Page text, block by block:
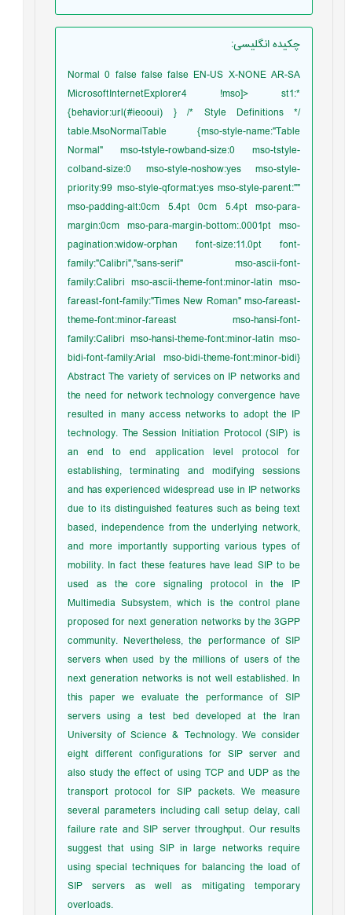
چکیده انگلیسی:
Normal 0 false false false EN-US X-NONE AR-SA
MicrosoftInternetExplorer4 !mso]> st1:*
{behavior:url(#ieooui) } /* Style Definitions */
table.MsoNormalTable {mso-style-name:"Table
Normal" mso-tstyle-rowband-size:0 mso-tstyle-
colband-size:0 mso-style-noshow:yes mso-style-
priority:99 mso-style-qformat:yes mso-style-parent:""
mso-padding-alt:0cm 5.4pt 0cm 5.4pt mso-para-
margin:0cm mso-para-margin-bottom:.0001pt mso-
pagination:widow-orphan font-size:11.0pt font-
family:"Calibri","sans-serif" mso-ascii-font-
family:Calibri mso-ascii-theme-font:minor-latin mso-
fareast-font-family:"Times New Roman" mso-fareast-
theme-font:minor-fareast mso-hansi-font-
family:Calibri mso-hansi-theme-font:minor-latin mso-
bidi-font-family:Arial mso-bidi-theme-font:minor-bidi}
Abstract The variety of services on IP networks and
the need for network technology convergence have
resulted in many access networks to adopt the IP
technology. The Session Initiation Protocol (SIP) is
an end to end application level protocol for
establishing, terminating and modifying sessions
and has experienced widespread use in IP networks
due to its distinguished features such as being text
based, independence from the underlying network,
and more importantly supporting various types of
mobility. In fact these features have lead SIP to be
used as the core signaling protocol in the IP
Multimedia Subsystem, which is the control plane
proposed for next generation networks by the 3GPP
community. Nevertheless, the performance of SIP
servers when used by the millions of users of the
next generation networks is not well established. In
this paper we evaluate the performance of SIP
servers using a test bed developed at the Iran
University of Science & Technology. We consider
eight different configurations for SIP server and
also study the effect of using TCP and UDP as the
transport protocol for SIP packets. We measure
several parameters including call setup delay, call
failure rate and SIP server throughput. Our results
suggest that using SIP in large networks require
using special techniques for balancing the load of
SIP servers as well as mitigating temporary
overloads.